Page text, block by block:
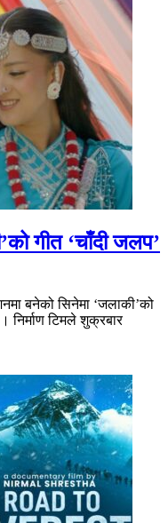
गीत ‘चाँदी जलप’
बनेको सिनेमा ‘जलाकी’को
निर्माण टिमले शुक्रबार